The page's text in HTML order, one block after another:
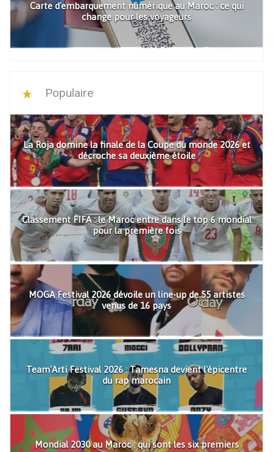
Carte d'embarquement numérique au Maroc : ce qui
change pour les voyageurs
Populaire
La Roja domine la finale de la Coupe du monde 2026 et
décroche sa deuxième étoile
Classement FIFA : le Maroc entre dans le top 6 mondial
pour la première fois
MOGA Festival 2026 dévoile un line-up de 55 artistes
venus de 16 pays
Team'Arti Festival 2026 : Tamesna devient l'épicentre
du rap marocain
Mondial 2030 au Maroc : qui sont les six premiers